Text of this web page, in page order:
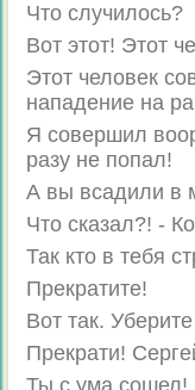
Что случилось?
Вот этот! Этот
Этот человек
нападение на
Я совершил
разу не попал!
А вы всадили в
Что сказал?! -
Так кто в тебя
Прекратите!
Вот так.
Прекрати!
Ты с ума сошел!